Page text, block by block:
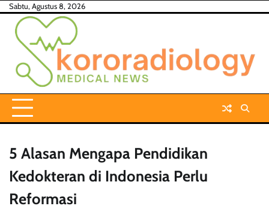
Skip
content
Sabtu, Agustus 8, 2026
5 Alasan Mengapa Pendidikan
Kedokteran di Indonesia Perlu
Reformasi